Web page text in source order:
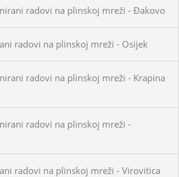
radovi na plinskoj mreži - Đakovo
radovi na plinskoj mreži - Osijek
radovi na plinskoj mreži - Krapina
radovi na plinskoj mreži -
radovi na plinskoj mreži - Virovitica